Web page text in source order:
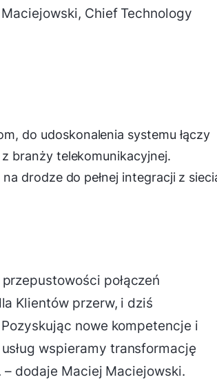
Chief Technology
do udoskonalenia systemu łączy
branży telekomunikacyjnej.
drodze do pełnej integracji z
połączeń
Klientów przerw, i dziś
nowe kompetencje i
wspieramy transformację
dodaje Maciej Maciejowski.